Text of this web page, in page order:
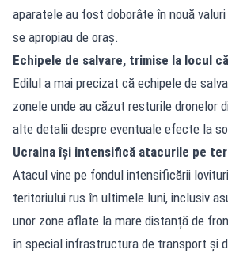
aparatele au fost doborâte în nouă
se apropiau de oraș.
Echipele de salvare, trimise la locul
Edilul a mai precizat că echipele de
zonele unde au căzut resturile dronelor
alte detalii despre eventuale efecte la
Ucraina își intensifică atacurile pe
Atacul vine pe fondul intensificării
teritoriului rus în ultimele luni, inclusiv
unor zone aflate la mare distanță de
în special infrastructura de transport și